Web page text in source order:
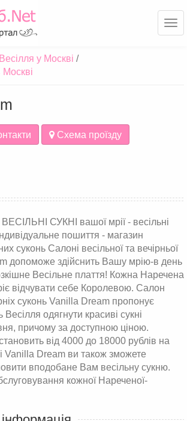
Весілля у Москві
Москві
Схема проїзду
СУКНІ вашої мрії - весільні
пошиття - магазин
суконь Салоні весільної та вечірньої
допоможе здійснить Вашу мрію-в день
Весільне плаття! Кожна Наречена
відчувати себе Королевою. Салон
суконь Vanilla Dream пропонує
одягнути красиві сукні
причому за доступною ціною.
від 4000 до 18000 рублів на
Vanilla Dream ви також зможете
вподобане Вам весільну сукню.
кожної Нареченої-